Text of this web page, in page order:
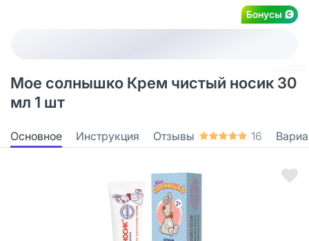
Бонусы
Мое солнышко Крем чистый носик 30
мл 1 шт
Основное Инструкция Отзывы 16